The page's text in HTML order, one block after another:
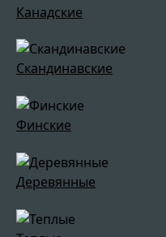
Канадские
Скандинавские
Финские
Деревянные